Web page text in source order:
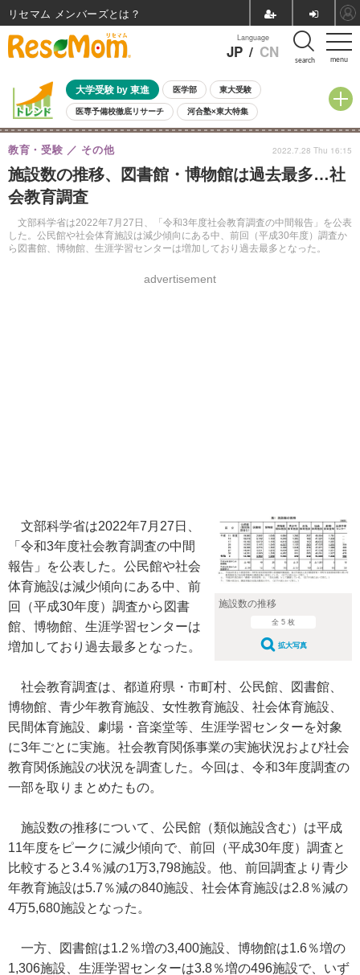
menu
Language
JP / CN search
大学受験 by 東進 医学部 東大受験
医専予備校徹底リサーチ 河合塾×東大特集
親子で考える大学選び 高校受験 中学受験 小学校受験
共通テスト 夏休み
8月開催イベント・WS 全国公立高校 過去問 人気記事
自由研究教材（小学生向け）
施設数の推移、図書館・博物館は過去最多…社
会教育調査
文部科学省は2022年7月27日、「令和3年度社会教育調査の中間報告」を公表
した。公民館や社会体育施設は減少傾向にある中、前回（平成30年度）調査か
ら図書館、博物館、生涯学習センターは増加しており過去最多となった。
教育・受験 その他
advertisement
2022.7.28 Thu 16:15
施設数の推移
全 5 枚
拡大写真
文部科学省は2022年7月27日、
「令和3年度社会教育調査の中間
報告」を公表した。公民館や社会
体育施設は減少傾向にある中、前
回（平成30年度）調査から図書
館、博物館、生涯学習センターは
増加しており過去最多となった。
社会教育調査は、都道府県・市町村、公民館、図書館、
博物館、青少年教育施設、女性教育施設、社会体育施設、
民間体育施設、劇場・音楽堂等、生涯学習センターを対象
に3年ごとに実施。社会教育関係事業の実施状況および社会
教育関係施設の状況を調査した。今回は、令和3年度調査の
一部を取りまとめたもの。
施設数の推移について、公民館（類似施設含む）は平成
11年度をピークに減少傾向で、前回（平成30年度）調査と
比較すると3.4％減の1万3,798施設。他、前回調査より青少
年教育施設は5.7％減の840施設、社会体育施設は2.8％減の
4万5,680施設となった。
一方、図書館は1.2％増の3,400施設、博物館は1.6％増の
1,306施設、生涯学習センターは3.8％増の496施設で、いず
リセマム メンバーズ